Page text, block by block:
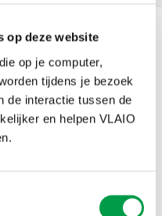
op deze website
op je computer,
tijdens je bezoek
de interactie tussen de
en helpen VLAIO